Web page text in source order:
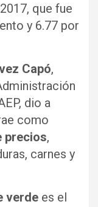
que fue
y 6.77 por
Capó,
dio a
como
precios,
carnes y
verde es el